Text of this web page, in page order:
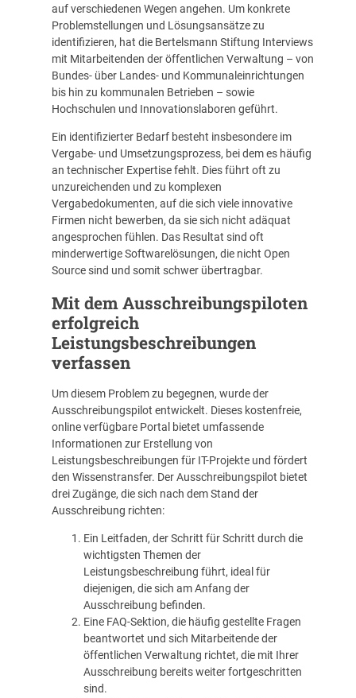
auf verschiedenen Wegen angehen. Um konkrete
Problemstellungen und Lösungsansätze zu
identifizieren, hat die Bertelsmann Stiftung Interviews
mit Mitarbeitenden der öffentlichen Verwaltung – von
Bundes- über Landes- und Kommunaleinrichtungen
bis hin zu kommunalen Betrieben – sowie
Hochschulen und Innovationslaboren geführt.
Ein identifizierter Bedarf besteht insbesondere im
Vergabe- und Umsetzungsprozess, bei dem es häufig
an technischer Expertise fehlt. Dies führt oft zu
unzureichenden und zu komplexen
Vergabedokumenten, auf die sich viele innovative
Firmen nicht bewerben, da sie sich nicht adäquat
angesprochen fühlen. Das Resultat sind oft
minderwertige Softwarelösungen, die nicht Open
Source sind und somit schwer übertragbar.
Mit dem Ausschreibungspiloten
erfolgreich
Leistungsbeschreibungen
verfassen
Um diesem Problem zu begegnen, wurde der
Ausschreibungspilot entwickelt. Dieses kostenfreie,
online verfügbare Portal bietet umfassende
Informationen zur Erstellung von
Leistungsbeschreibungen für IT-Projekte und fördert
den Wissenstransfer. Der Ausschreibungspilot bietet
drei Zugänge, die sich nach dem Stand der
Ausschreibung richten:
Ein Leitfaden, der Schritt für Schritt durch die
wichtigsten Themen der
Leistungsbeschreibung führt, ideal für
diejenigen, die sich am Anfang der
Ausschreibung befinden.
Eine FAQ-Sektion, die häufig gestellte Fragen
beantwortet und sich Mitarbeitende der
öffentlichen Verwaltung richtet, die mit Ihrer
Ausschreibung bereits weiter fortgeschritten
sind.